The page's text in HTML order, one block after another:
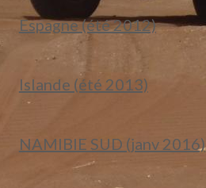
Espagne (été 2012)
Islande (été 2013)
NAMIBIE SUD (janv 2016)